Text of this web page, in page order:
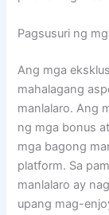
Pagsusuri ng
Ang mga
mahalagang
manlalaro. Ang
ng mga bonus
mga bagong
platform. Sa
manlalaro ay
upang mag-